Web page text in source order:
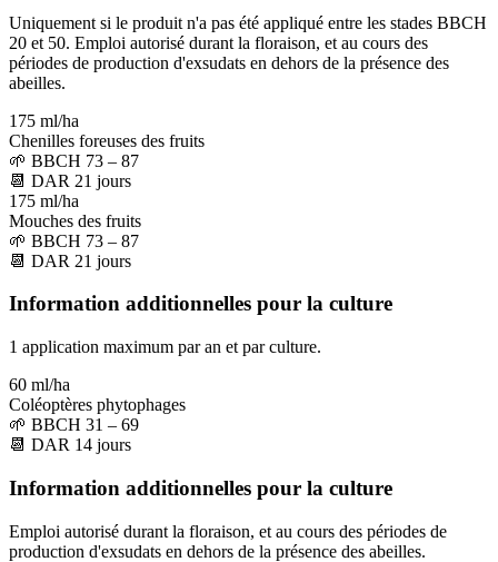
Uniquement si le produit n'a pas été appliqué entre les stades BBCH
20 et 50. Emploi autorisé durant la floraison, et au cours des
périodes de production d'exsudats en dehors de la présence des
abeilles.
175 ml/ha
Chenilles foreuses des fruits
🌱 BBCH 73 – 87
📆 DAR 21 jours
175 ml/ha
Mouches des fruits
🌱 BBCH 73 – 87
📆 DAR 21 jours
Information additionnelles pour la culture
1 application maximum par an et par culture.
60 ml/ha
Coléoptères phytophages
🌱 BBCH 31 – 69
📆 DAR 14 jours
Information additionnelles pour la culture
Emploi autorisé durant la floraison, et au cours des périodes de
production d'exsudats en dehors de la présence des abeilles.